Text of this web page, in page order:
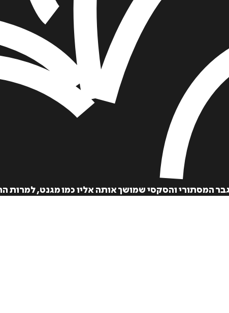
₪27 מחיר קודם: ₪37
59
המסתורי והסקסי שמושך אותה אליו כמו מגנט, למרות